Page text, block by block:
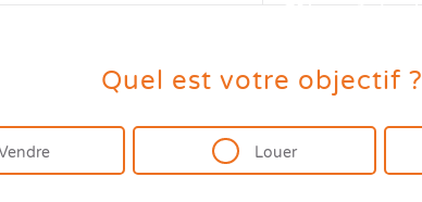
Quel est votre objectif ?
Louer